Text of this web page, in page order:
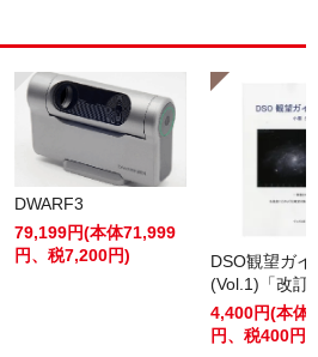
DWARF3
79,199円(本体71,999
円、税7,200円)
DSO観望ガ
(Vol.1)「改訂
4,400円(本体
円、税400円)